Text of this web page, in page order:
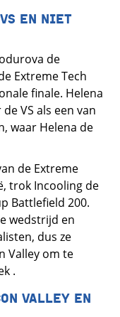
EN NIET
de
Extreme Tech
finale. Helena
VS als een van
waar Helena de
de Extreme
trok Incooling de
Battlefield 200.
wedstrijd en
dus ze
Valley om te
.
VALLEY EN